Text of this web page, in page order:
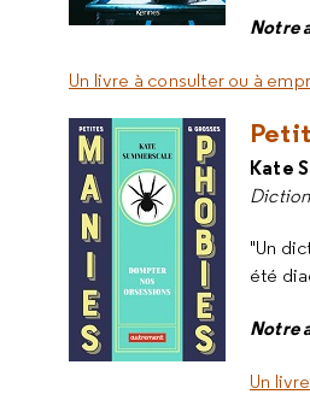
Notre
Un livre à consulter ou à
Kate
"Un
été
Notre
Un